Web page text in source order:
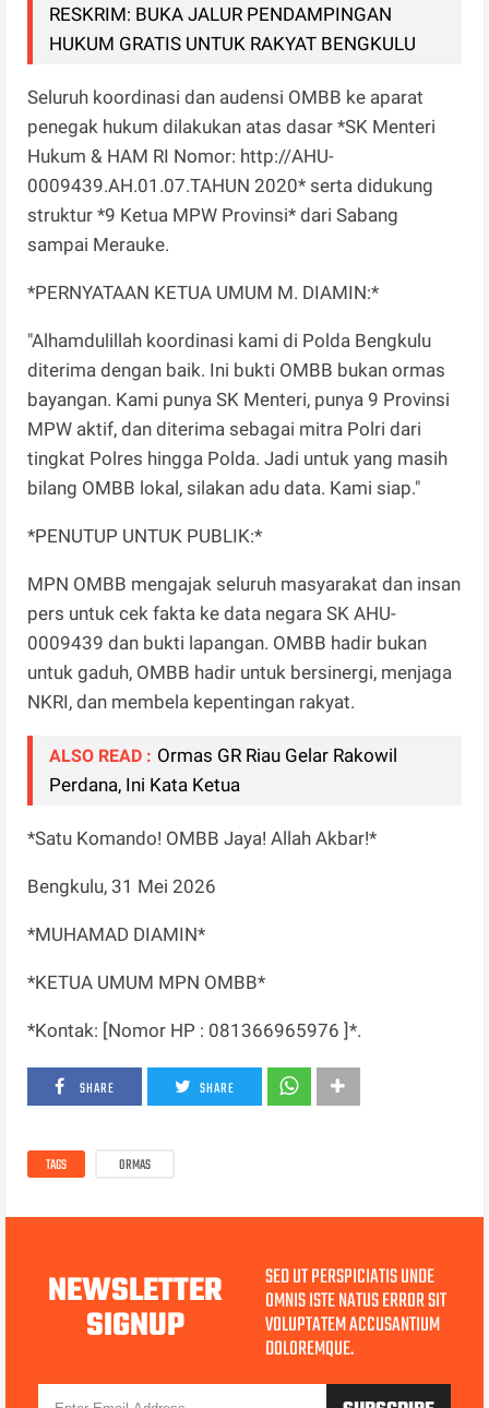
RESKRIM: BUKA JALUR PENDAMPINGAN
HUKUM GRATIS UNTUK RAKYAT BENGKULU
Seluruh koordinasi dan audensi OMBB ke aparat
penegak hukum dilakukan atas dasar *SK Menteri
Hukum & HAM RI Nomor: http://AHU-
0009439.AH.01.07.TAHUN 2020* serta didukung
struktur *9 Ketua MPW Provinsi* dari Sabang
sampai Merauke.
*PERNYATAAN KETUA UMUM M. DIAMIN:*
"Alhamdulillah koordinasi kami di Polda Bengkulu
diterima dengan baik. Ini bukti OMBB bukan ormas
bayangan. Kami punya SK Menteri, punya 9 Provinsi
MPW aktif, dan diterima sebagai mitra Polri dari
tingkat Polres hingga Polda. Jadi untuk yang masih
bilang OMBB lokal, silakan adu data. Kami siap."
*PENUTUP UNTUK PUBLIK:*
MPN OMBB mengajak seluruh masyarakat dan insan
pers untuk cek fakta ke data negara SK AHU-
0009439 dan bukti lapangan. OMBB hadir bukan
untuk gaduh, OMBB hadir untuk bersinergi, menjaga
NKRI, dan membela kepentingan rakyat.
ALSO READ : Ormas GR Riau Gelar Rakowil
Perdana, Ini Kata Ketua
*Satu Komando! OMBB Jaya! Allah Akbar!*
Bengkulu, 31 Mei 2026
*MUHAMAD DIAMIN*
*KETUA UMUM MPN OMBB*
*Kontak: [Nomor HP : 081366965976 ]*.
SHARE SHARE
TAGS ORMAS
NEWSLETTER
SIGNUP
SED UT PERSPICIATIS UNDE
OMNIS ISTE NATUS ERROR SIT
VOLUPTATEM ACCUSANTIUM
DOLOREMQUE.